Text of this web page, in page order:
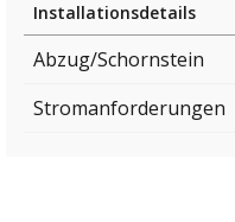
Installationsdetails
Abzug/Schornstein
Stromanforderungen